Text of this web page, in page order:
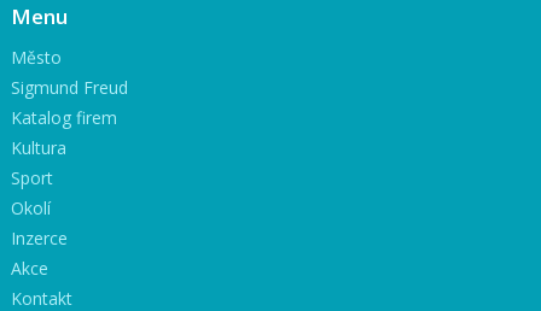
Menu
Město
Sigmund Freud
Katalog firem
Kultura
Sport
Okolí
Inzerce
Akce
Kontakt